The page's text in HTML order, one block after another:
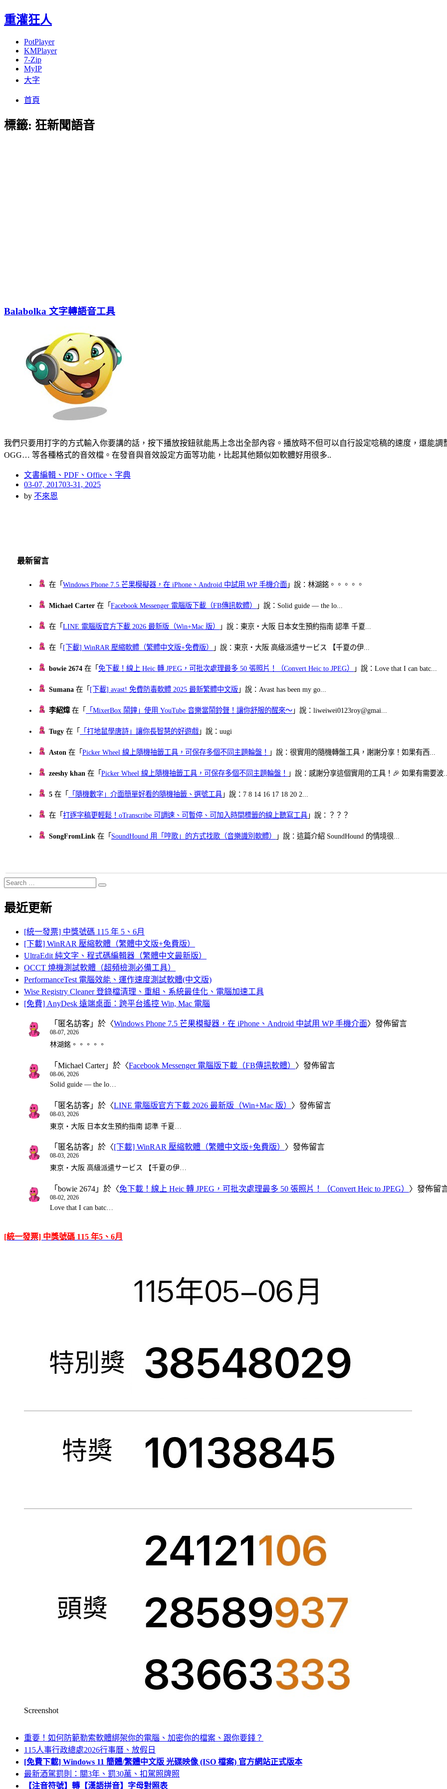
重灌狂人
PotPlayer
KMPlayer
7-Zip
MyIP
大字
首頁
標籤: 狂新聞語音
Balabolka 文字轉語音工具
我們只要用打字的方式輸入你要講的話，按下播放按鈕就能馬上念出全部內容。播放時不但可以自行設定唸稿的速度，還能
OGG… 等各種格式的音效檔。在發音與音效設定方面等功能，比起其他類似如軟體好用很多..
文書編輯、PDF、Office、字典
Posted
on
03-07, 201703-31, 2025
by 不來恩
最新留言
在「Windows Phone 7.5 芒果模擬器，在 iPhone、Android 中試用 WP 手機介面 」說：林湖銘。。。。。
Michael Carter 在「Facebook Messenger 電腦版下載（FB傳訊軟體） 」說：Solid guide — the lo...
在「LINE 電腦版官方下載 2026 最新版（Win+Mac 版） 」說：東京・大阪 日本女生預約指南 認準 千夏...
在「 [下載] WinRAR 壓縮軟體（繁體中文版+免費版） 」說：東京・大阪 高級派遣サービス 【千夏の伊...
bowie 2674 在「免下載！線上 Heic 轉 JPEG，可批次處理最多 50 張照片！（Convert Heic to JPEG） 」說：Love that I can batc...
Sumana 在「 [下載] avast! 免費防毒軟體 2025 最新繁體中文版 」說：Avast has been my go...
李紹煒在「 「MixerBox 鬧鐘」使用 YouTube 音樂當鬧鈴聲！讓你舒服的醒來～ 」說：liweiwei0123roy@gmai...
Tugy 在「 「打地鼠學唐詩」讓你長智慧的好遊戲 」說：uugi
Aston 在「Picker Wheel 線上隨機抽籤工具，可保存多個不同主題輪盤！ 」說：很實用的隨機轉盤工具，謝謝分享！如果有西...
zeeshy khan 在「Picker Wheel 線上隨機抽籤工具，可保存多個不同主題輪盤！ 」說：感謝分享這個實用的工具！🎉 如果有需要波
5 在「 「隨機數字」介面簡單好看的隨機抽籤、選號工具 」說：7 8 14 16 17 18 20 2...
在「打逐字稿更輕鬆！oTranscribe 可調速、可暫停、可加入時間標籤的線上聽寫工具 」說：？？？
SongFromLink 在「 SoundHound 用「哼歌」的方式找歌（音樂識別軟體） 」說：這篇介紹 SoundHound 的情境很...
Search
for:
Search
最近更新
[統一發票] 中獎號碼 115 年 5、6月
[下載] WinRAR 壓縮軟體（繁體中文版+免費版）
UltraEdit 純文字、程式碼編輯器（繁體中文最新版）
OCCT 燒機測試軟體（超頻檢測必備工具）
PerformanceTest 電腦效能、運作速度測試軟體(中文版)
Wise Registry Cleaner 登錄檔清理、重組、系統最佳化、電腦加速工具
[免費] AnyDesk 遠端桌面：跨平台遙控 Win, Mac 電腦
「 匿名訪客 」於〈Windows Phone 7.5 芒果模擬器，在 iPhone、Android 中試用 WP 手機介面〉發佈留言
08-07, 2026
林湖銘。。。。。
「 Michael Carter」於〈Facebook Messenger 電腦版下載（FB傳訊軟體） 〉發佈留言
08-06, 2026
Solid guide — the lo…
「 匿名訪客 」於〈LINE 電腦版官方下載 2026 最新版（Win+Mac 版） 〉發佈留言
08-03, 2026
東京・大阪 日本女生預約指南 認準 千夏…
「 匿名訪客 」於〈[下載] WinRAR 壓縮軟體（繁體中文版+免費版） 〉發佈留言
08-03, 2026
東京・大阪 高級派遣サービス 【千夏の伊…
「 bowie 2674 」於〈免下載！線上 Heic 轉 JPEG，可批次處理最多 50 張照片！（Convert Heic to JPEG） 〉發佈留
08-02, 2026
Love that I can batc…
[統一發票] 中獎號碼 115 年5、6月
Screenshot
重要！如何防範勒索軟體綁架你的電腦、加密你的檔案、跟你要錢？
115人事行政總處2026行事曆、放假日
[免費下載] Windows 11 簡體/繁體中文版 光碟映像 (ISO 檔案) 官方網站正式版本
最新酒駕罰則：關3年、罰30萬、扣駕照牌照
【注音符號】轉【漢語拼音】字母對照表